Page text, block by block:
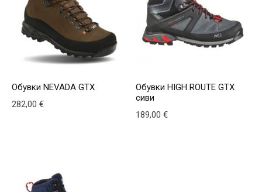
Обувки NEVADA GTX
282,00 €
This product has multiple variants. The options may
Обувки HIGH ROUTE GTX
сиви
189,00€